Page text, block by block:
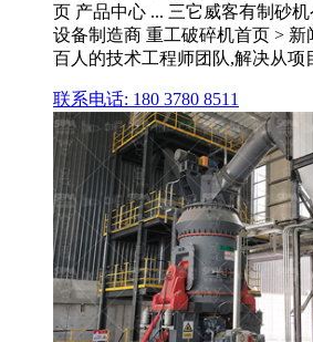
页 产品中心 ... 三它威客有制砂
设备制造商 重工破碎机首页 > 新
百人的技术工程师团队,解决从项
联系电话: 180 3780 8511